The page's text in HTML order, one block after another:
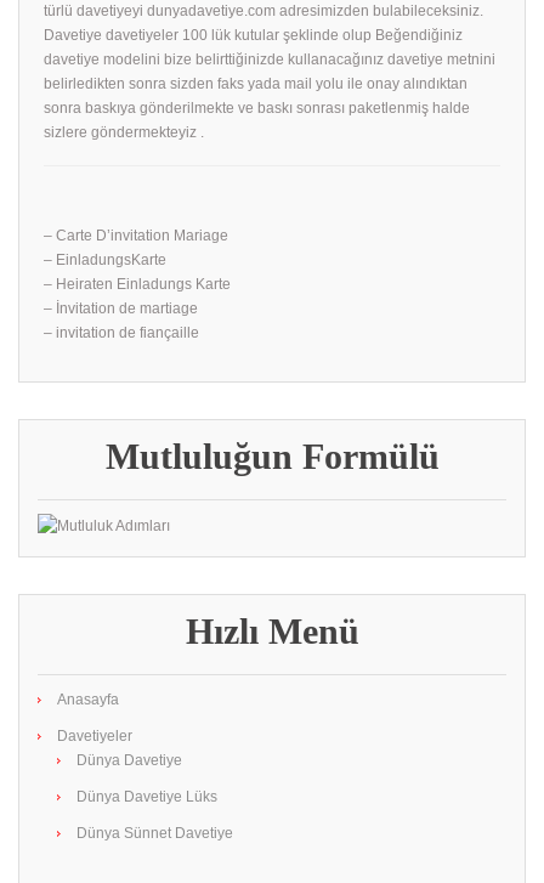
türlü davetiyeyi dunyadavetiye.com adresimizden bulabileceksiniz.
Davetiye davetiyeler 100 lük kutular şeklinde olup Beğendiğiniz
davetiye modelini bize belirttiğinizde kullanacağınız davetiye metnini
belirledikten sonra sizden faks yada mail yolu ile onay alındıktan
sonra baskıya gönderilmekte ve baskı sonrası paketlenmiş halde
sizlere göndermekteyiz .
– Carte D’invitation Mariage
– EinladungsKarte
– Heiraten Einladungs Karte
– İnvitation de martiage
– invitation de fiançaille
Mutluluğun Formülü
Hızlı Menü
Anasayfa
Davetiyeler
Dünya Davetiye
Dünya Davetiye Lüks
Dünya Sünnet Davetiye